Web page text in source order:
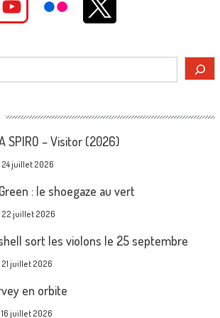
SPIRO – Visitor (2026)
24 juillet 2026
: le shoegaze au vert
22 juillet 2026
sort les violons le 25 septembre
21 juillet 2026
en orbite
16 juillet 2026